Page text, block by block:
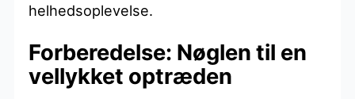
helhedsoplevelse.
Forberedelse: Nøglen til en
vellykket optræden